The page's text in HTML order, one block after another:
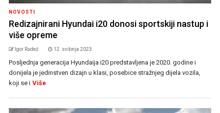
NOVOSTI
Redizajnirani Hyundai i20 donosi sportskiji nastup i
više opreme
Igor Rudež 12. svibnja 2023.
Posljednja generacija Hyundaija i20 predstavljena je 2020. godine i
donijela je jedinstven dizajn u klasi, posebice stražnjeg dijela vozila,
koji se i Više